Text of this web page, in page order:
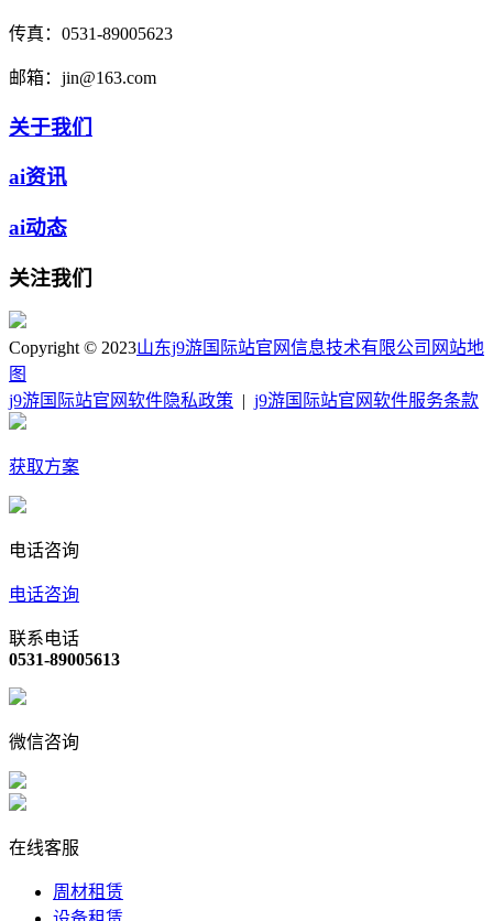
传真： 0531-89005623
邮箱： jin@163.com
关于我们
ai资讯
ai动态
关注我们
Copyright © 2023山东j9游国际站官网信息技术有限公司 网站地
图
j9游国际站官网软件隐私政策
j9游国际站官网软件服务条款
获取方案
电话咨询
电话咨询
联系电话
0531-89005613
微信咨询
在线客服
周材租赁